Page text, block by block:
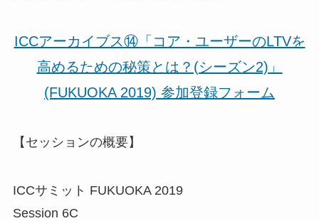
ICCアーカイブス⑭「コア・ユーザーのLTVを
高めるための秘策とは？(シーズン2)」
(FUKUOKA 2019) 参加登録フォーム
【セッションの概要】
ICCサミット FUKUOKA 2019
Session 6C